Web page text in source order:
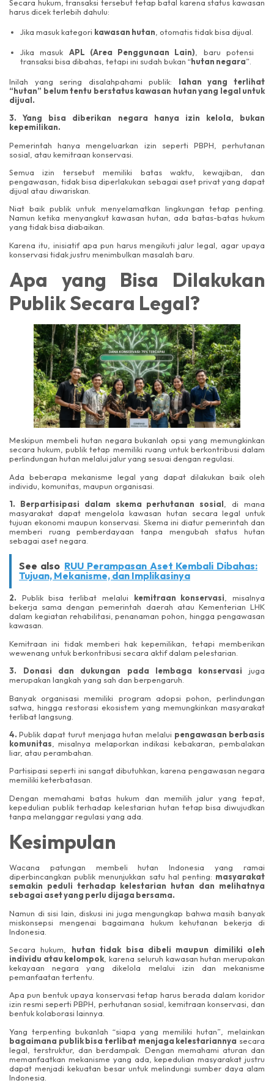
Secara hukum, transaksi tersebut tetap batal karena status kawasan
harus dicek terlebih dahulu:
Jika masuk kategori kawasan hutan , otomatis tidak bisa dijual.
Jika masuk APL (Area Penggunaan Lain) , baru potensi
transaksi bisa dibahas, tetapi ini sudah bukan “hutan negara”.
Inilah yang sering disalahpahami publik: lahan yang terlihat
“hutan” belum tentu berstatus kawasan hutan yang legal untuk
dijual.
3. Yang bisa diberikan negara hanya izin kelola, bukan
kepemilikan.
Pemerintah hanya mengeluarkan izin seperti PBPH, perhutanan
sosial, atau kemitraan konservasi.
Semua izin tersebut memiliki batas waktu, kewajiban, dan
pengawasan, tidak bisa diperlakukan sebagai aset privat yang dapat
dijual atau diwariskan.
Niat baik publik untuk menyelamatkan lingkungan tetap penting.
Namun ketika menyangkut kawasan hutan, ada batas-batas hukum
yang tidak bisa diabaikan.
Karena itu, inisiatif apa pun harus mengikuti jalur legal, agar upaya
konservasi tidak justru menimbulkan masalah baru.
Apa yang Bisa Dilakukan
Publik Secara Legal?
Meskipun membeli hutan negara bukanlah opsi yang memungkinkan
secara hukum, publik tetap memiliki ruang untuk berkontribusi dalam
perlindungan hutan melalui jalur yang sesuai dengan regulasi.
Ada beberapa mekanisme legal yang dapat dilakukan baik oleh
individu, komunitas, maupun organisasi.
1. Berpartisipasi dalam skema perhutanan sosial , di mana
masyarakat dapat mengelola kawasan hutan secara legal untuk
tujuan ekonomi maupun konservasi. Skema ini diatur pemerintah dan
memberi ruang pemberdayaan tanpa mengubah status hutan
sebagai aset negara.
See also RUU Perampasan Aset Kembali Dibahas:
Tujuan, Mekanisme, dan Implikasinya
2. Publik bisa terlibat melalui kemitraan konservasi, misalnya
bekerja sama dengan pemerintah daerah atau Kementerian LHK
dalam kegiatan rehabilitasi, penanaman pohon, hingga pengawasan
kawasan.
Kemitraan ini tidak memberi hak kepemilikan, tetapi memberikan
wewenang untuk berkontribusi secara aktif dalam pelestarian.
3.
Donasi dan dukungan pada lembaga konservasi juga
merupakan langkah yang sah dan berpengaruh.
Banyak organisasi memiliki program adopsi pohon, perlindungan
satwa, hingga restorasi ekosistem yang memungkinkan masyarakat
terlibat langsung.
4. Publik dapat turut menjaga hutan melalui pengawasan berbasis
komunitas , misalnya melaporkan indikasi kebakaran, pembalakan
liar, atau perambahan.
Partisipasi seperti ini sangat dibutuhkan, karena pengawasan negara
memiliki keterbatasan.
Dengan memahami batas hukum dan memilih jalur yang tepat,
kepedulian publik terhadap kelestarian hutan tetap bisa diwujudkan
tanpa melanggar regulasi yang ada.
Kesimpulan
Wacana patungan membeli hutan Indonesia yang ramai
diperbincangkan publik menunjukkan satu hal penting: masyarakat
semakin peduli terhadap kelestarian hutan dan melihatnya
sebagai aset yang perlu dijaga bersama.
Namun di sisi lain, diskusi ini juga mengungkap bahwa masih banyak
miskonsepsi mengenai bagaimana hukum kehutanan bekerja di
Indonesia.
Secara hukum, hutan tidak bisa dibeli maupun dimiliki oleh
individu atau kelompok , karena seluruh kawasan hutan merupakan
kekayaan negara yang dikelola melalui izin dan mekanisme
pemanfaatan tertentu.
Apa pun bentuk upaya konservasi tetap harus berada dalam koridor
izin resmi seperti PBPH, perhutanan sosial, kemitraan konservasi, dan
bentuk kolaborasi lainnya.
Yang terpenting bukanlah “siapa yang memiliki hutan”, melainkan
bagaimana publik bisa terlibat menjaga kelestariannya secara
legal, terstruktur, dan berdampak. Dengan memahami aturan dan
memanfaatkan mekanisme yang ada, kepedulian masyarakat justru
dapat menjadi kekuatan besar untuk melindungi sumber daya alam
Indonesia.